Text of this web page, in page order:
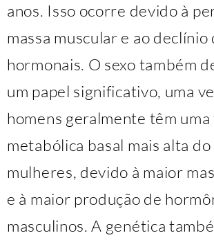
anos. Isso ocorre devido à
massa muscular e ao declínio
hormonais. O sexo também
um papel significativo, uma
homens geralmente têm uma
metabólica basal mais alta do
mulheres, devido à maior
e à maior produção de
masculinos. A genética